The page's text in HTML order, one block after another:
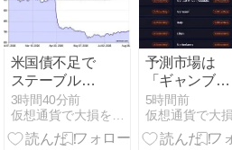
米国債不足で
ステーブルコ
イン需要が高
まる──NBER
研究が示す
3時間40分前
予測市場は
「ギャンブ
ル」から「政
策を支える情
報インフラ」
5時間前